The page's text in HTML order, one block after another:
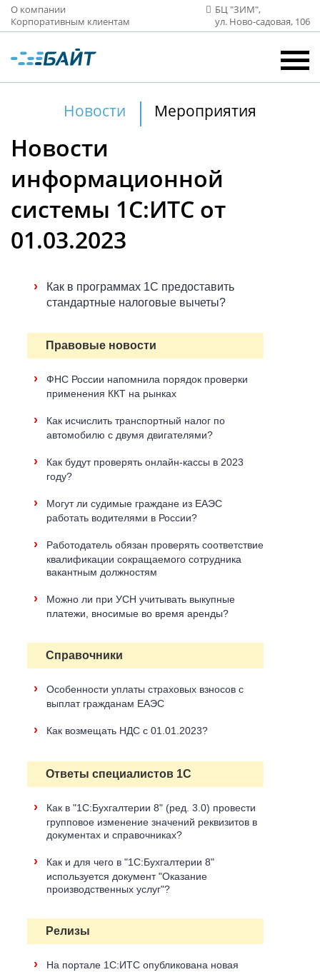
О компании
Корпоративным клиентам
БЦ "ЗИМ",
ул. Ново‑садовая, 106
Новости Мероприятия
Новости
информационной
системы 1С:ИТС от
01.03.2023
›
Как в программах 1С предоставить
стандартные налоговые вычеты?
Правовые новости
›
ФНС России напомнила порядок проверки
применения ККТ на рынках
›
Как исчислить транспортный налог по
автомобилю с двумя двигателями?
›
Как будут проверять онлайн-кассы в 2023
году?
›
Могут ли судимые граждане из ЕАЭС
работать водителями в России?
›
Работодатель обязан проверять соответствие
квалификации сокращаемого сотрудника
вакантным должностям
›
Можно ли при УСН учитывать выкупные
платежи, вносимые во время аренды?
Справочники
›
Особенности уплаты страховых взносов с
выплат гражданам ЕАЭС
› Как возмещать НДС с 01.01.2023?
Ответы специалистов 1С
›
Как в "1С:Бухгалтерии 8" (ред. 3.0) провести
групповое изменение значений реквизитов в
документах и справочниках?
›
Как и для чего в "1С:Бухгалтерии 8"
используется документ "Оказание
производственных услуг"?
Релизы
›
На портале 1С:ИТС опубликована новая